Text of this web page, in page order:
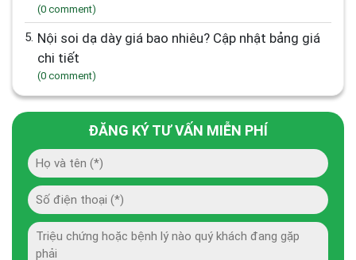
(0 comment)
5. Nội soi dạ dày giá bao nhiêu? Cập nhật bảng giá
chi tiết
(0 comment)
ĐĂNG KÝ TƯ VẤN MIỄN PHÍ